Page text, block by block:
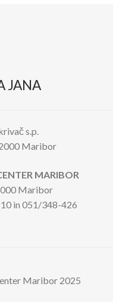
JANA
s.p.
Maribor
MARIBOR
Maribor
in 051/348-426
Maribor 2025